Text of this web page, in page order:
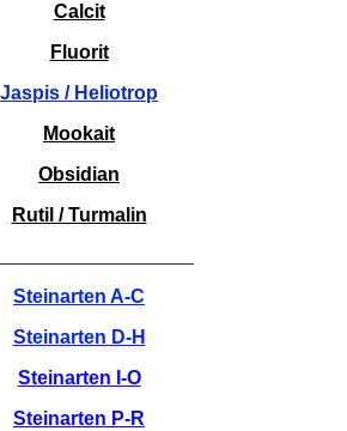
Calcit
Fluorit
Jaspis / Heliotrop
Mookait
Obsidian
Rutil / Turmalin
Steinarten A-C
Steinarten D-H
Steinarten I-O
Steinarten P-R